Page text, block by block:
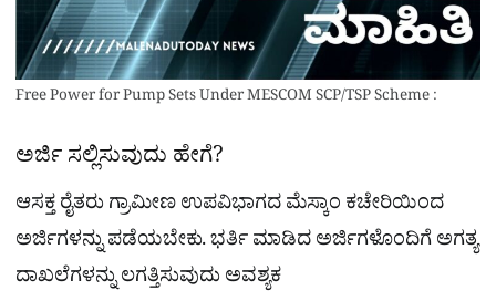
Free Power for Pump Sets Under MESCOM SCP/TSP Scheme :
ಅರ್ಜಿ ಸಲ್ಲಿಸುವುದು ಹೇಗೆ?
ಆಸಕ್ತ ರೈತರು ಗ್ರಾಮೀಣ ಉಪವಿಭಾಗದ ಮೆಸ್ಕಾಂ ಕಚೇರಿಯಿಂದ
ಅರ್ಜಿಗಳನ್ನು ಪಡೆಯಬೇಕು. ಭರ್ತಿ ಮಾಡಿದ ಅರ್ಜಿಗಳೊಂದಿಗೆ ಅಗತ್ಯ
ದಾಖಲೆಗಳನ್ನು ಲಗತ್ತಿಸುವುದು ಅವಶ್ಯಕ